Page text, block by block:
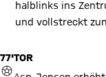
halblinks ins
und vollstreckt
77'
TOR
TOR